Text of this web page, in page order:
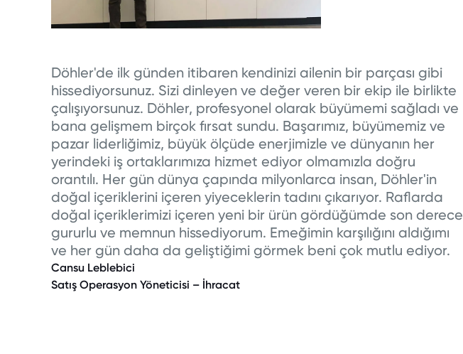
Döhler'de ilk günden itibaren kendinizi ailenin bir parçası gibi
hissediyorsunuz. Sizi dinleyen ve değer veren bir ekip ile birlikte
çalışıyorsunuz. Döhler, profesyonel olarak büyümemi sağladı ve
bana gelişmem birçok fırsat sundu. Başarımız, büyümemiz ve
pazar liderliğimiz, büyük ölçüde enerjimizle ve dünyanın her
yerindeki iş ortaklarımıza hizmet ediyor olmamızla doğru
orantılı. Her gün dünya çapında milyonlarca insan, Döhler'in
doğal içeriklerini içeren yiyeceklerin tadını çıkarıyor. Raflarda
doğal içeriklerimizi içeren yeni bir ürün gördüğümde son derece
gururlu ve memnun hissediyorum. Emeğimin karşılığını aldığımı
ve her gün daha da geliştiğimi görmek beni çok mutlu ediyor.
Cansu Leblebici
Satış Operasyon Yöneticisi – İhracat